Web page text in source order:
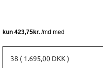
38 ( 1.695,00 DKK )